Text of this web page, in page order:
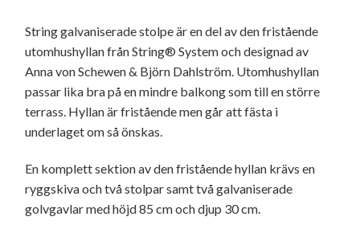
String galvaniserade stolpe är en del av den fristående
utomhushyllan från String® System och designad av
Anna von Schewen & Björn Dahlström. Utomhushyllan
passar lika bra på en mindre balkong som till en större
terrass. Hyllan är fristående men går att fästa i
underlaget om så önskas.
En komplett sektion av den fristående hyllan krävs en
ryggskiva och två stolpar samt två galvaniserade
golvgavlar med höjd 85 cm och djup 30 cm.